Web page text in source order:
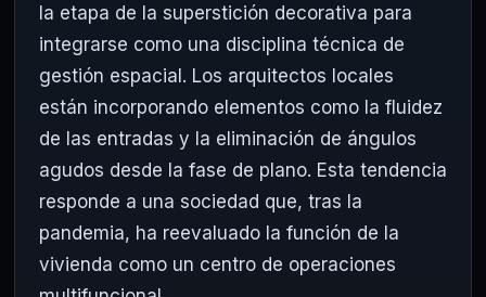
la etapa de la superstición decorativa para
integrarse como una disciplina técnica de
gestión espacial. Los arquitectos locales
están incorporando elementos como la fluidez
de las entradas y la eliminación de ángulos
agudos desde la fase de plano. Esta tendencia
responde a una sociedad que, tras la
pandemia, ha reevaluado la función de la
vivienda como un centro de operaciones